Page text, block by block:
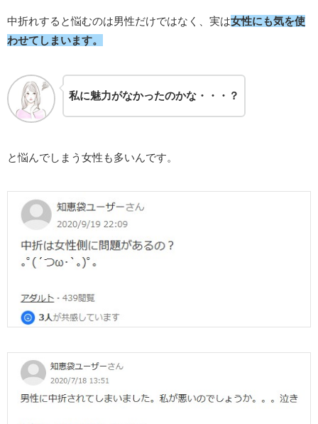
中折れすると悩むのは男性だけではなく、実は女性にも気を使
わせてしまいます。
私に魅力がなかったのかな・・・？
と悩んでしまう女性も多いんです。